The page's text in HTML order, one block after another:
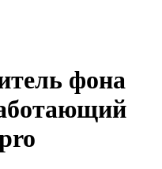
фона